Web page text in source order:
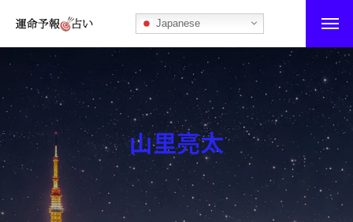
Japanese
運命予報占い
運命予報占いとは
あなたの所属部屋を探そう！
最恐の相性占い
山里亮太